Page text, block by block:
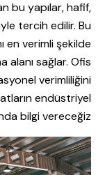
bu yapılar, hafif,
tercih edilir. Bu
en verimli şekilde
alanı sağlar. Ofis
verimliliğini
endüstriyel
bilgi vereceğiz.